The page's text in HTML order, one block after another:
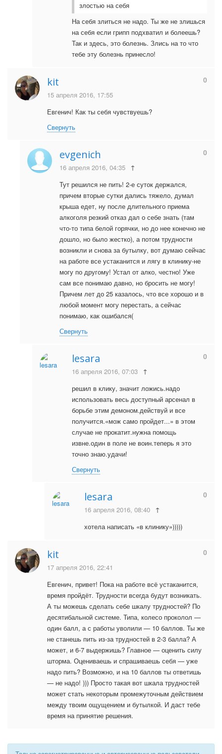
злостью на себя
На себя злиться не надо. Ты же не злишься
на себя если грипп подхватил и болеешь?
Так и здесь, это болезнь. Злись на то что
тебе эту болезнь принесло!
kit
15 апреля 2016, 17:55
0
Евгенич! Как ты себя чувствуешь?
Свернуть
evgenich
16 апреля 2016, 04:35 ↑
0
Тут решился не пить! 2-е суток держался,
причем вторые сутки дались тяжело, думал
крыша едет, ну после длительного приема
алкоголя резкий отказ дал о себе знать (там
что-то типа белой горячки, но до нее конечно не
дошло, но было жестко), а потом трудности
возникли и снова за бутылку, вот думаю сейчас
на работе все устаканится и лягу в клинику-не
могу по другому! Устал от алко, честно! Уже
сам все понимаю давно, но бросить не могу!
Причем лет до 25 казалось, что все хорошо и в
любой момент могу перестать, а сейчас
понимаю, как ошибался(
Свернуть
lesara
16 апреля 2016, 07:03 ↑
0
решил в клику, значит ложись.надо
использовать весь доступный арсенал в
борьбе этим демоном.действуй и все
получится.«мож само пройдет...» в этом
случае не прокатит.нужна помощь
извне.один в поле не воин.теперь я это
точно знаю.удачи!
Свернуть
lesara
16 апреля 2016, 08:40 ↑
0
хотела написать «в клинику»)))))
kit
17 апреля 2016, 22:41
0
Евгенич, привет! Пока на работе всё устаканится,
время пройдёт. Трудности всегда будут возникать.
А ты можешь сделать себе шкалу трудностей? По
десятибальной системе. Типа, колесо проколол —
один балл, а с работы уволили — 10 баллов. Ты же
не станешь пить из-за трудностей в 2-3 балла? А
может, и 6-7 выдержишь? Главное — оценить силу
шторма. Оцениваешь и спрашиваешь себя — уже
надо пить? Возможно, и на 10 баллов ты ответишь
— не надо! ))) Просто такая вот шкала трудностей
может стать некоторым промежуточным действием
между твоим ощущением и бутылкой. И даст тебе
время на принятие решения.